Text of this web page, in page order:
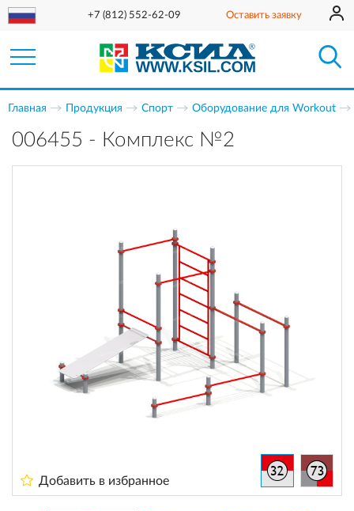
+7 (812) 552-62-09 Оставить заявку
Главная Продукция Спорт Оборудование для Workout
006455 - Комплекс №2
Добавить в избранное